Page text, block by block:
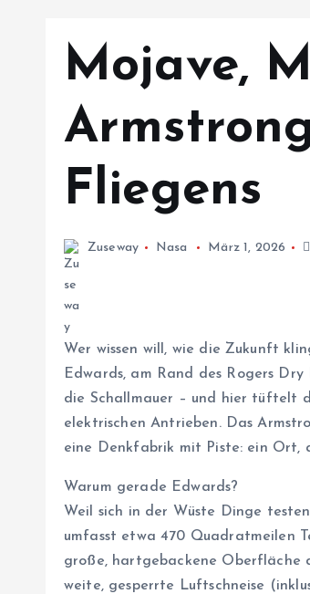
Mojave,
Fliegens
Zuseway Nasa März 1, 2026
Wer wissen will, wie die Zukunft
Edwards, am Rand des Rogers
die Schallmauer – und hier tüftelt
elektrischen Antrieben. Das
eine Denkfabrik mit Piste: ein Ort,
Warum gerade Edwards?
Weil sich in der Wüste Dinge
umfasst etwa 470 Quadratmeilen
große, hartgebackene Oberfläche
weite, gesperrte Luftschneise